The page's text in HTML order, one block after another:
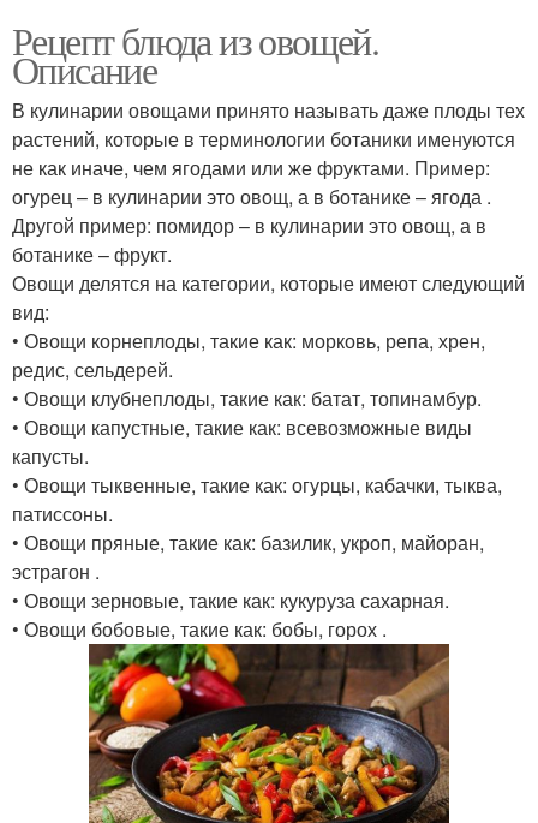
Рецепт блюда из овощей.
Описание
В кулинарии овощами принято называть даже плоды тех
растений, которые в терминологии ботаники именуются
не как иначе, чем ягодами или же фруктами. Пример:
огурец – в кулинарии это овощ, а в ботанике – ягода .
Другой пример: помидор – в кулинарии это овощ, а в
ботанике – фрукт.
Овощи делятся на категории, которые имеют следующий
вид:
• Овощи корнеплоды, такие как: морковь, репа, хрен,
редис, сельдерей.
• Овощи клубнеплоды, такие как: батат, топинамбур.
• Овощи капустные, такие как: всевозможные виды
капусты.
• Овощи тыквенные, такие как: огурцы, кабачки, тыква,
патиссоны.
• Овощи пряные, такие как: базилик, укроп, майоран,
эстрагон .
• Овощи зерновые, такие как: кукуруза сахарная.
• Овощи бобовые, такие как: бобы, горох .